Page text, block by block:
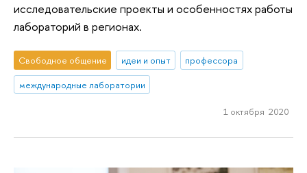
исследовательские проекты и особенностях работы
лабораторий в регионах.
Свободное общение идеи и опыт
профессора
международные лаборатории
1 октября 2020